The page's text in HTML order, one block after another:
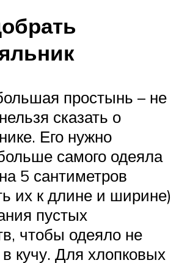
простынь – не
сказать о
Его нужно
самого одеяла
5 сантиметров
их к длине и ширине)
пустых
чтобы одеяло не
кучу. Для хлопковых